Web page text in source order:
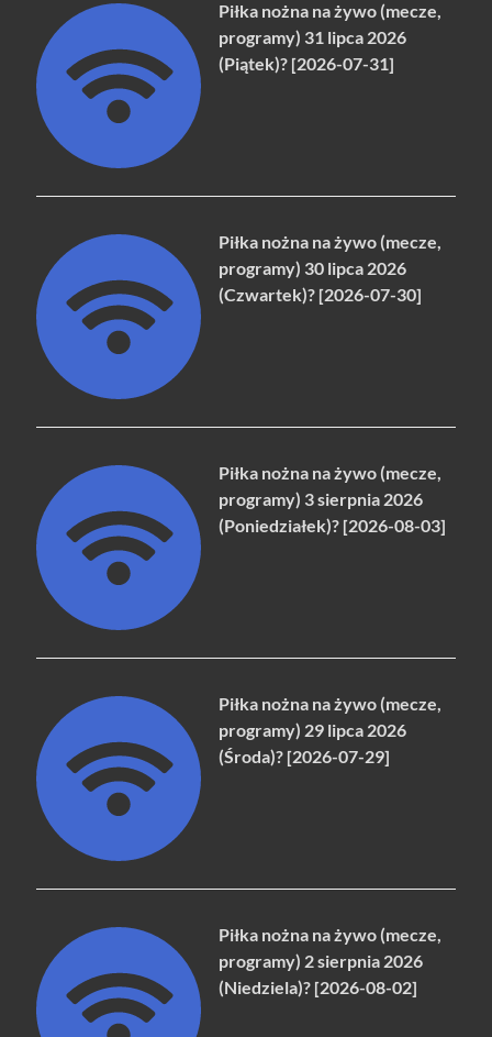
Piłka nożna na żywo (mecze,
programy) 31 lipca 2026
(Piątek)? [2026-07-31]
Piłka nożna na żywo (mecze,
programy) 30 lipca 2026
(Czwartek)? [2026-07-30]
Piłka nożna na żywo (mecze,
programy) 3 sierpnia 2026
(Poniedziałek)? [2026-08-03]
Piłka nożna na żywo (mecze,
programy) 29 lipca 2026
(Środa)? [2026-07-29]
Piłka nożna na żywo (mecze,
programy) 2 sierpnia 2026
(Niedziela)? [2026-08-02]